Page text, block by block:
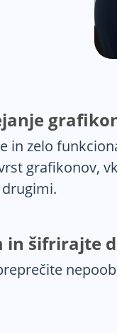
in zelo
grafikonov,
in šifrirajte